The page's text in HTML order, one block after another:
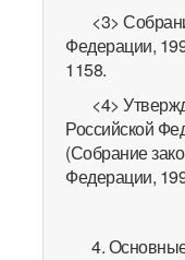
<3>
Федерации,
1158.
<4>
Российской
(Собрание
Федерации,
4.